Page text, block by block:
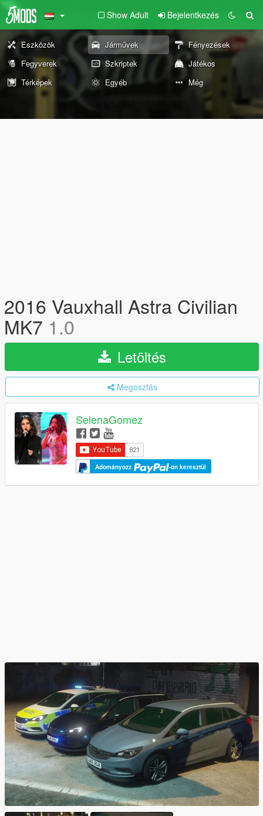
Show Adult Bejelentkezés
Eszközök Járművek
Fényezések
Fegyverek
Szkriptek
Játékos
Térképek
Egyéb Még
2016 Vauxhall Astra Civilian
MK7 1.0
Letöltés
Megosztás
SelenaGomez
Adományozz -on keresztül